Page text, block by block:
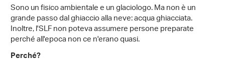
Sono un fisico ambientale e un glaciologo. Ma non è un
grande passo dal ghiaccio alla neve: acqua ghiacciata.
Inoltre, l'SLF non poteva assumere persone preparate
perché all'epoca non ce n'erano quasi.
Perché?